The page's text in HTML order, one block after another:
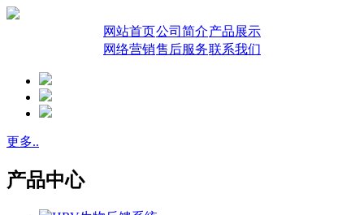
网站首页公司简介产品展示
网络营销售后服务联系我们
更多..
产品中心